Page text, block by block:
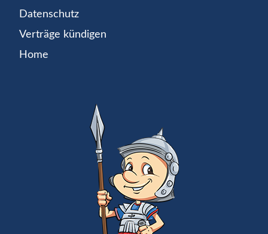
Datenschutz
Verträge kündigen
Home